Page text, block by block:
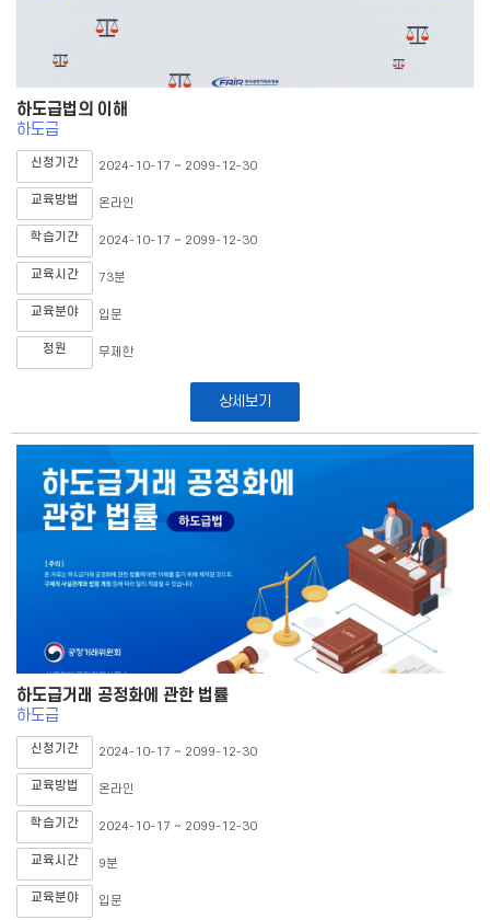
하도급법의 이해
하도급
신청기간 2024-10-17 ~ 2099-12-30
교육방법 온라인
학습기간 2024-10-17 ~ 2099-12-30
교육시간 73분
교육분야 입문
정원 무제한
상세보기
하도급거래 공정화에 관한 법률
하도급
신청기간 2024-10-17 ~ 2099-12-30
교육방법 온라인
학습기간 2024-10-17 ~ 2099-12-30
교육시간 9분
교육분야 입문